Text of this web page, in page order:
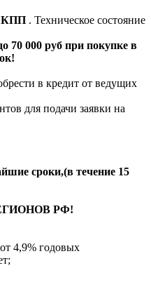
КПП . Техническое состояние
70 000 руб при покупке в
в кредит от ведущих
для подачи заявки на
сроки,(в течение 15
РФ!
4,9% годовых